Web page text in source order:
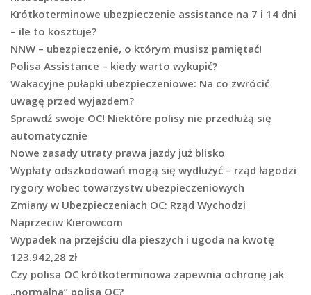
Krótkoterminowe ubezpieczenie assistance na 7 i 14 dni
– ile to kosztuje?
NNW – ubezpieczenie, o którym musisz pamiętać!
Polisa Assistance – kiedy warto wykupić?
Wakacyjne pułapki ubezpieczeniowe: Na co zwrócić
uwagę przed wyjazdem?
Sprawdź swoje OC! Niektóre polisy nie przedłużą się
automatycznie
Nowe zasady utraty prawa jazdy już blisko
Wypłaty odszkodowań mogą się wydłużyć – rząd łagodzi
rygory wobec towarzystw ubezpieczeniowych
Zmiany w Ubezpieczeniach OC: Rząd Wychodzi
Naprzeciw Kierowcom
Wypadek na przejściu dla pieszych i ugoda na kwotę
123.942,28 zł
Czy polisa OC krótkoterminowa zapewnia ochronę jak
„normalna” polisa OC?